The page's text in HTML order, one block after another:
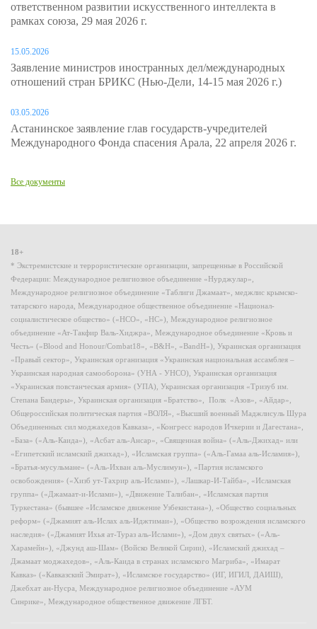
ответственном развитии искусственного интеллекта в
рамках союза, 29 мая 2026 г.
15.05.2026
Заявление министров иностранных дел/международных
отношений стран БРИКС (Нью-Дели, 14-15 мая 2026 г.)
03.05.2026
Астанинское заявление глав государств-учредителей
Международного Фонда спасения Арала, 22 апреля 2026 г.
Все документы
18+
* Экстремистские и террористические организации, запрещенные в Российской
Федерации: Международное религиозное объединение «Нурджулар»,
Международное религиозное объединение «Таблиги Джамаат», меджлис крымско-
татарского народа, Международное общественное объединение «Национал-
социалистическое общество» («НСО», «НС»), Международное религиозное
объединение «Ат-Такфир Валь-Хиджра», Международное объединение «Кровь и
Честь» («Blood and Honour/Combat18», «B&H», «BandH»), Украинская организация
«Правый сектор», Украинская организация «Украинская национальная ассамблея –
Украинская народная самооборона» (УНА - УНСО), Украинская организация
«Украинская повстанческая армия» (УПА), Украинская организация «Тризуб им.
Степана Бандеры», Украинская организация «Братство», Полк «Азов», «Айдар»,
Общероссийская политическая партия «ВОЛЯ», «Высший военный Маджлисуль Шура
Объединенных сил моджахедов Кавказа», «Конгресс народов Ичкерии и Дагестана»,
«База» («Аль-Каида»), «Асбат аль-Ансар», «Священная война» («Аль-Джихад» или
«Египетский исламский джихад»), «Исламская группа» («Аль-Гамаа аль-Исламия»),
«Братья-мусульмане» («Аль-Ихван аль-Муслимун»), «Партия исламского
освобождения» («Хизб ут-Тахрир аль-Ислами»), «Лашкар-И-Тайба», «Исламская
группа» («Джамаат-и-Ислами»), «Движение Талибан», «Исламская партия
Туркестана» (бывшее «Исламское движение Узбекистана»), «Общество социальных
реформ» («Джамият аль-Ислах аль-Иджтимаи»), «Общество возрождения исламского
наследия» («Джамият Ихья ат-Тураз аль-Ислами»), «Дом двух святых» («Аль-
Харамейн»), «Джунд аш-Шам» (Войско Великой Сирии), «Исламский джихад –
Джамаат моджахедов», «Аль-Каида в странах исламского Магриба», «Имарат
Кавказ» («Кавказский Эмират»), «Исламское государство» (ИГ, ИГИЛ, ДАИШ),
Джебхат ан-Нусра, Международное религиозное объединение «АУМ
Синрике», Международное общественное движение ЛГБТ.